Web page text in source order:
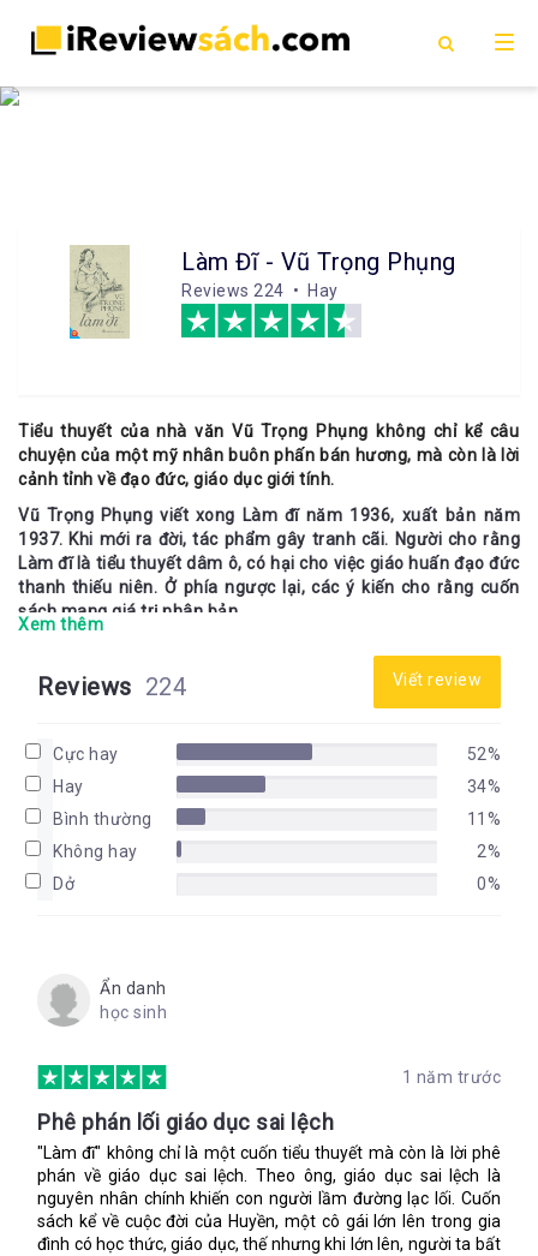
Làm Đĩ - Vũ Trọng Phụng
Reviews 224 • Hay
Tiểu thuyết của nhà văn Vũ Trọng Phụng không chỉ kể câu
chuyện của một mỹ nhân buôn phấn bán hương, mà còn là lời
cảnh tỉnh về đạo đức, giáo dục giới tính.
Vũ Trọng Phụng viết xong Làm đĩnăm 1936, xuất bản năm
1937. Khi mới ra đời, tác phẩm gây tranh cãi. Người cho rằng
Làm đĩlà tiểu thuyết dâm ô, có hại cho việc giáo huấn đạo đức
thanh thiếu niên. Ở phía ngược lại, các ý kiến cho rằng cuốn
sách mang giá trị nhân bản.
Nghề buôn phấn bán hương gần 100 năm trước
nhân vật Huyền. Xen giữa bốn phần nội dung chính: Tuổi dậy
thì, Ra đời, Lấy chồng, Trụy lạc, là các phần “Đoạn đầu” và
“Đoạn cuối” như để dẫn dắt vào câu chuyện chính và nêu triết
lý câu chuyện.
Ở phần “Đoạn đầu”, hai người bạn “tôi” và “Quý” lâu ngày tái
ngộ, rủ nhau đi xem “trình độ mãi dâm” đất kinh kỳ đã tới mức
Bằng ngòi bút của tay phóng sự bậc nhất đầu thế kỷ 20,
100 năm trước.
nhân vật “tôi” về một nhà kia là chốn Bồng Lai tiên cảnh. Rằng
họ chỉ cần đem theo một số bạc kha khá đến đấy, sẽ được tiếp
đãi như ông hoàng, có thể xin được ái tình ở những người đàn
bà đẹp đẽ mà xã hội vẫn gọi là thượng lưu. Mụ chủ là mụ con
quan, đã khôn khéo lại kín đáo vô cùng, khách làng chơi sẽ
được bảo hiểm về đủ mọi phương tiện.
Xem thêm
Reviews 224 Viết review
Cực hay
52%
Hay
34%
Bình thường
11%
Không hay
2%
Dở
0%
Ẩn danh
học sinh
1 năm trước
Phê phán lối giáo dục sai lệch
"Làm đĩ" không chỉ là một cuốn tiểu thuyết mà còn là lời phê
phán về giáo dục sai lệch. Theo ông, giáo dục sai lệch là
nguyên nhân chính khiến con người lầm đường lạc lối. Cuốn
sách kể về cuộc đời của Huyền, một cô gái lớn lên trong gia
đình có học thức, giáo dục, thế nhưng khi lớn lên, người ta bất